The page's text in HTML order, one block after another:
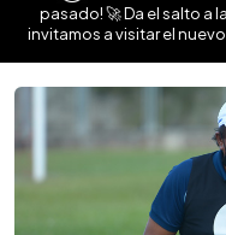
pasado! 🚀 Da el salto a
invitamos a visitar el